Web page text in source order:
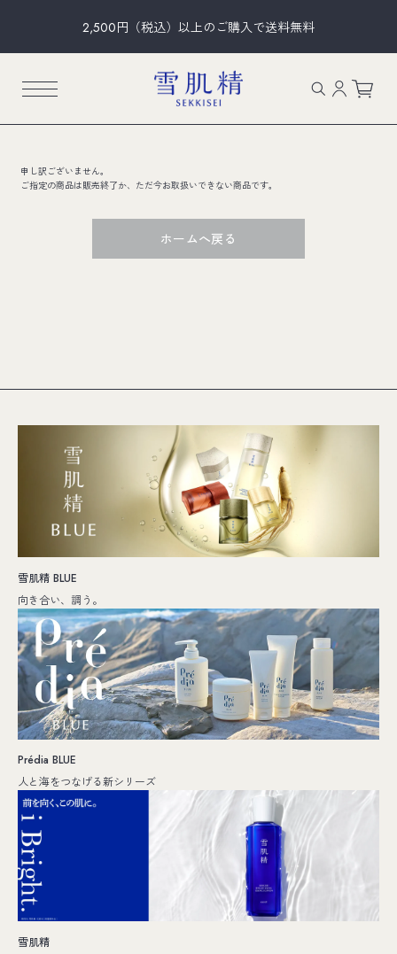
2,500円（税込）以上のご購入で送料無料
申し訳ございません。
ご指定の商品は販売終了か、ただ今お取扱いできない商品です。
ホームへ戻る
雪肌精 BLUE
向き合い、調う。
Prédia BLUE
人と海をつなげる新シリーズ
雪肌精